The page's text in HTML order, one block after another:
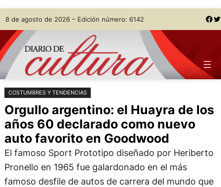
Saltar
al
contenido
Skip
to
content
8 de agosto de 2026 – Edición número: 6142 Facebook Twitter
COSTUMBRES Y TENDENCIAS
Orgullo argentino: el Huayra de los
años 60 declarado como nuevo
auto favorito en Goodwood
El famoso Sport Prototipo diseñado por Heriberto
Pronello en 1965 fue galardonado en el más
famoso desfile de autos de carrera del mundo que